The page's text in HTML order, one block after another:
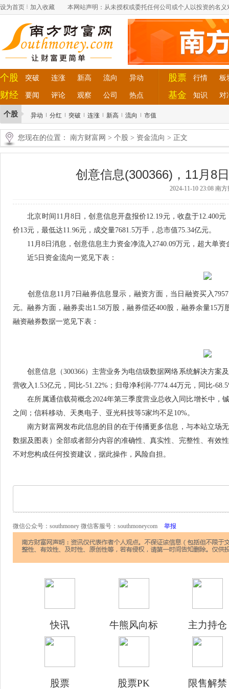
设为首页 加入收藏 本网站声明：从未授权或委托任何公司或个人以投资的名
个股 突破 连涨 新高 流向 异动
财经 要闻 评论 观察 公司 热点
股票 行情 板
基金 知识 对
个股 异动 分红 突破 连涨 新高 流向 市值
您现在的位置： 南方财富网 > 个股 > 资金流向 > 正文
创意信息(300366)，11月8
2024-11-10 23:08 南
北京时间11月8日，创意信息开盘报价12.19元，收盘于12.400元
价13元，最低达11.96元，成交量7681.5万手，总市值75.34亿元。
11月8日消息，创意信息主力资金净流入2740.09万元，超大单资
近5日资金流向一览见下表：
创意信息11月7日融券信息显示，融资方面，当日融资买入
元。融券方面，融券卖出1.58万股，融券偿还400股，融券余量15
融资融券数据一览见下表：
创意信息（300366）主营业务为电信级数据网络系统解决方案
营收入1.53亿元，同比-51.22%；归母净利润-7774.44万元，同比-
在所属通信载荷概念2024年第三季度营业总收入同比增长中，
之间；信科移动、天奥电子、亚光科技等5家均不足10%。
南方财富网发布此信息的目的在于传播更多信息，与本站立场
数据及图表）全部或者部分内容的准确性、真实性、完整性、有效
不对您构成任何投资建议，据此操作，风险自担。
微信公众号：southmoney 微信客服号：southmoneycom 举报
快讯 牛熊风向标 主力持仓
股票 股票PK 限售解禁